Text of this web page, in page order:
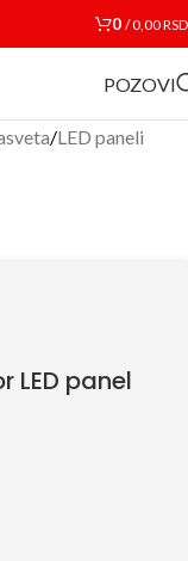
0 /0,00RSD
POZOVI
/LED paneli
LED panel